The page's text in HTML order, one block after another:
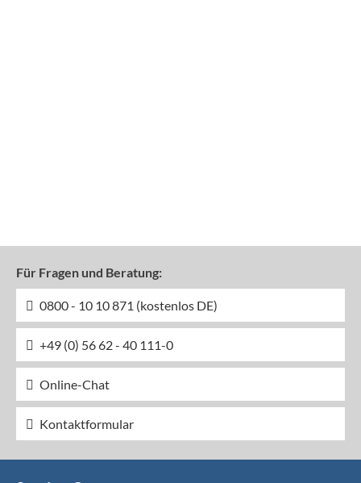
Für Fragen und Beratung:
0800 - 10 10 871 (kostenlos DE)
+49 (0) 56 62 - 40 111-0
Online-Chat
Kontaktformular